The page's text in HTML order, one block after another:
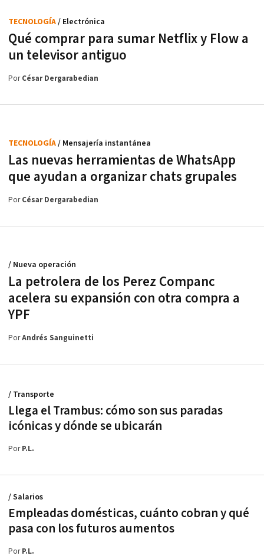
Qué comprar para sumar Netflix y Flow a
un televisor antiguo
TECNOLOGÍA/ Electrónica
PorCésar Dergarabedian
Las nuevas herramientas de WhatsApp
que ayudan a organizar chats grupales
TECNOLOGÍA/ Mensajería instantánea
PorCésar Dergarabedian
La petrolera de los Perez Companc
acelera su expansión con otra compra a
YPF
/ Nueva operación
PorAndrés Sanguinetti
Llega el Trambus: cómo son sus paradas
icónicas y dónde se ubicarán
/ Transporte
PorP.L.
Empleadas domésticas, cuánto cobran y qué
pasa con los futuros aumentos
/ Salarios
PorP.L.